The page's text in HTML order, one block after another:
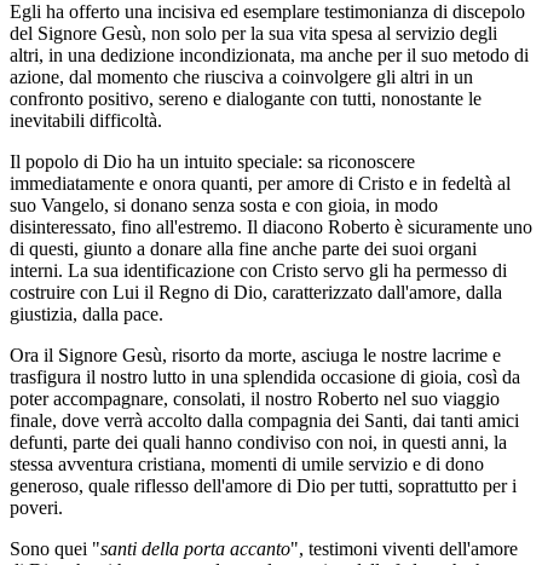
Egli ha offerto una incisiva ed esemplare testimonianza di discepolo
del Signore Gesù, non solo per la sua vita spesa al servizio degli
altri, in una dedizione incondizionata, ma anche per il suo metodo di
azione, dal momento che riusciva a coinvolgere gli altri in un
confronto positivo, sereno e dialogante con tutti, nonostante le
inevitabili difficoltà.
Il popolo di Dio ha un intuito speciale: sa riconoscere
immediatamente e onora quanti, per amore di Cristo e in fedeltà al
suo Vangelo, si donano senza sosta e con gioia, in modo
disinteressato, fino all'estremo. Il diacono Roberto è sicuramente uno
di questi, giunto a donare alla fine anche parte dei suoi organi
interni. La sua identificazione con Cristo servo gli ha permesso di
costruire con Lui il Regno di Dio, caratterizzato dall'amore, dalla
giustizia, dalla pace.
Ora il Signore Gesù, risorto da morte, asciuga le nostre lacrime e
trasfigura il nostro lutto in una splendida occasione di gioia, così da
poter accompagnare, consolati, il nostro Roberto nel suo viaggio
finale, dove verrà accolto dalla compagnia dei Santi, dai tanti amici
defunti, parte dei quali hanno condiviso con noi, in questi anni, la
stessa avventura cristiana, momenti di umile servizio e di dono
generoso, quale riflesso dell'amore di Dio per tutti, soprattutto per i
poveri.
Sono quei "santi della porta accanto", testimoni viventi dell'amore